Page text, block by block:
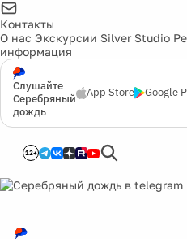
Контакты
О нас Экскурсии Silver Studio
информация
Слушайте
Серебряный
дождь
App Store Google
12+